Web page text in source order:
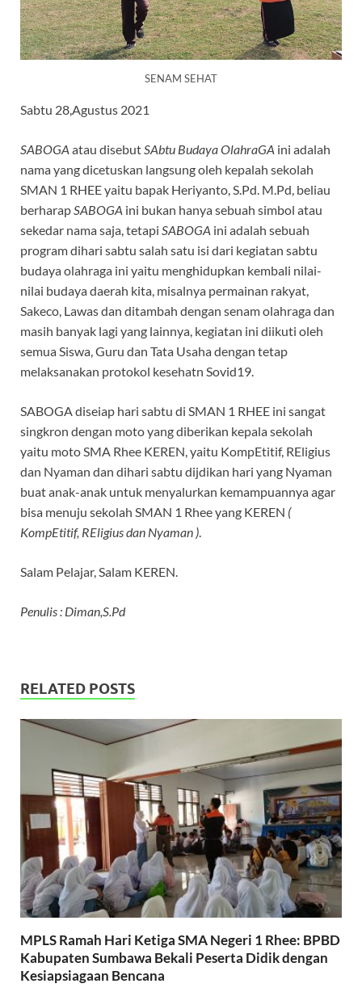
SENAM SEHAT
Sabtu 28,Agustus 2021
SABOGA atau disebutSAbtu Budaya OlahraGA ini adalah
nama yang dicetuskan langsung oleh kepalah sekolah
SMAN 1 RHEE yaitu bapak Heriyanto, S.Pd. M.Pd, beliau
berharapSABOGA ini bukan hanya sebuah simbol atau
sekedar nama saja, tetapi SABOGA ini adalah sebuah
program dihari sabtu salah satu isi dari kegiatan sabtu
budaya olahraga ini yaitu menghidupkan kembali nilai-
nilai budaya daerah kita, misalnya permainan rakyat,
Sakeco, Lawas dan ditambah dengan senam olahraga dan
masih banyak lagi yang lainnya, kegiatan ini diikuti oleh
semua Siswa, Guru dan Tata Usaha dengan tetap
melaksanakan protokol kesehatn Sovid19.
SABOGA diseiap hari sabtu di SMAN 1 RHEE ini sangat
singkron dengan moto yang diberikan kepala sekolah
yaitu moto SMA Rhee KEREN, yaitu KompEtitif, REligius
dan Nyaman dan dihari sabtu dijdikan hari yang Nyaman
buat anak-anak untuk menyalurkan kemampuannya agar
bisa menuju sekolah SMAN 1 Rhee yang KEREN (
KompEtitif, REligius dan Nyaman ).
Salam Pelajar, Salam KEREN.
Penulis : Diman,S.Pd
RELATED POSTS
MPLS Ramah Hari Ketiga SMA Negeri 1 Rhee: BPBD
Kabupaten Sumbawa Bekali Peserta Didik dengan
Kesiapsiagaan Bencana